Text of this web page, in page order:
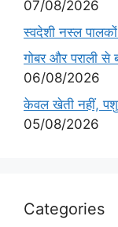
07/08/2026
स्वदेशी नस्ल पालकों
गोबर और पराली से
06/08/2026
केवल खेती नहीं,
05/08/2026
Categories